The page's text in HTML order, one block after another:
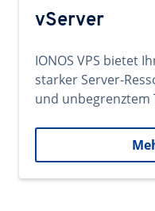
vServer
IONOS VPS bietet
starker Server-
und unbegrenztem